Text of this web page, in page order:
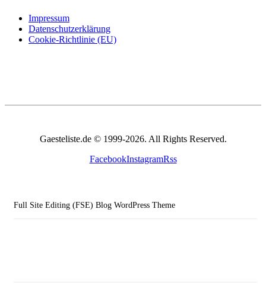
Impressum
Datenschutzerklärung
Cookie-Richtlinie (EU)
Gaesteliste.de © 1999-2026. All Rights Reserved.
FacebookInstagramRss
Full Site Editing (FSE) Blog WordPress Theme